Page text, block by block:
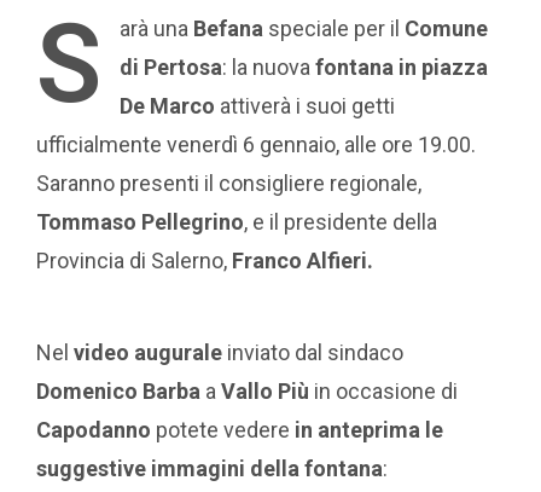
S arà una Befana speciale per il Comune
di Pertosa: la nuova fontana in piazza
De Marco attiverà i suoi getti
ufficialmente venerdì 6 gennaio, alle ore 19.00.
Saranno presenti il consigliere regionale,
Tommaso Pellegrino, e il presidente della
Provincia di Salerno, Franco Alfieri.
Nel video augurale inviato dal sindaco
Domenico Barba a Vallo Più in occasione di
Capodanno potete vedere in anteprima le
suggestive immagini della fontana: